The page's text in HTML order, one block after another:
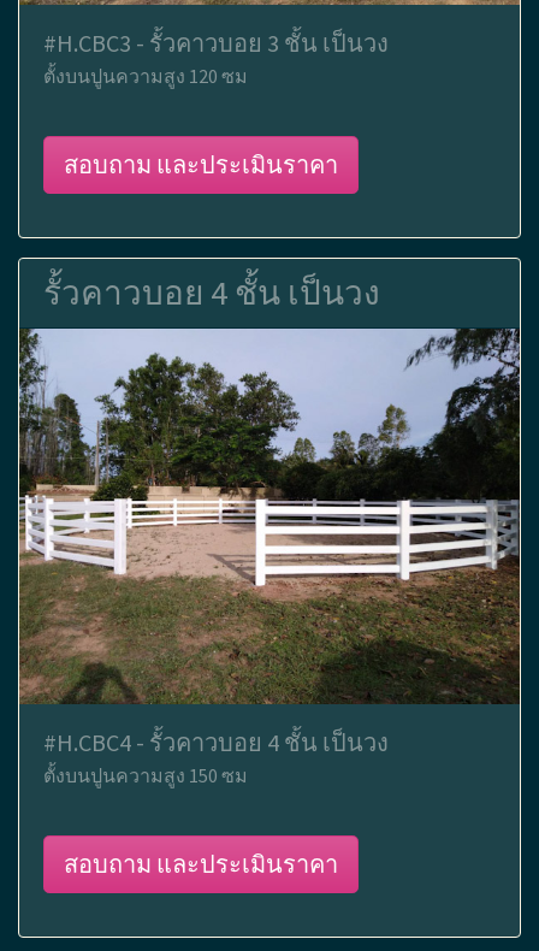
#H.CBC3 - รั้วคาวบอย 3 ชั้น เป็นวง
ตั้งบนปูนความสูง 120 ซม
สอบถาม และประเมินราคา
รั้วคาวบอย 4 ชั้น เป็นวง
#H.CBC4 - รั้วคาวบอย 4 ชั้น เป็นวง
ตั้งบนปูนความสูง 150 ซม
สอบถาม และประเมินราคา